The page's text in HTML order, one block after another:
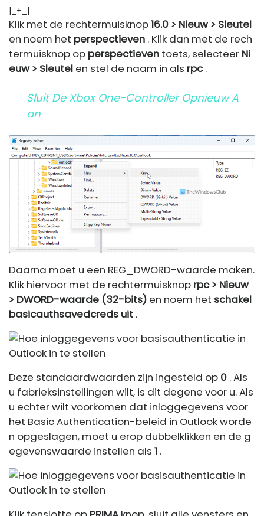
|_+_|
Klik met de rechtermuisknop16.0 > Nieuw > Sleutel
en noem het perspectieven . Klik dan met de rech
termuisknop op perspectieven toets, selecteer Ni
euw > Sleutel en stel de naam in als rpc.
Sluit De Xbox One-Controller Opnieuw A
An
Daarna moet u een REG_DWORD-waarde maken.
Klik hiervoor met de rechtermuisknop rpc > Nieuw
> DWORD-waarde (32-bits) en noem het schakel
basicauthsavedcreds uit .
Deze standaardwaarden zijn ingesteld op 0 . Als
u fabrieksinstellingen wilt, is dit degene voor u. Als
u echter wilt voorkomen dat inloggegevens voor
het Basic Authentication-beleid in Outlook worde
n opgeslagen, moet u erop dubbelklikken en de g
egevenswaarde instellen als 1 .